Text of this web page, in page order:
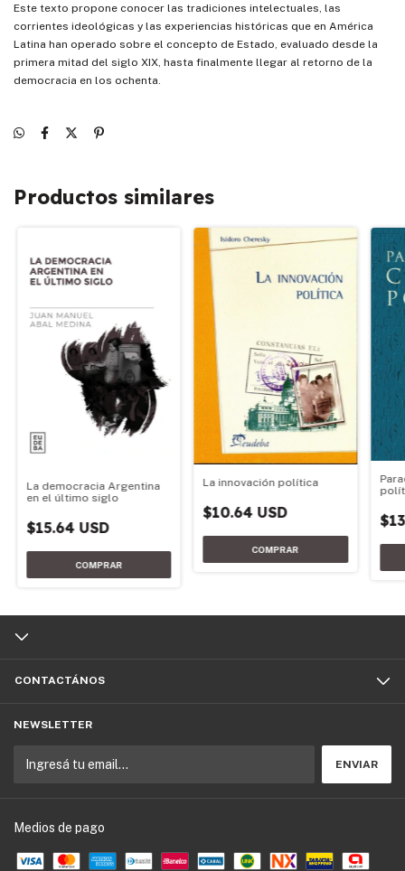
Este texto propone conocer las tradiciones intelectuales, las
corrientes ideológicas y las experiencias históricas que en América
Latina han operado sobre el concepto de Estado, evaluado desde la
primera mitad del siglo XIX, hasta finalmente llegar al retorno de la
democracia en los ochenta.
Productos similares
La democracia Argentina
en el último siglo
$15.64 USD
La innovación política
$10.64 USD
CONTACTÁNOS
NEWSLETTER
Medios de pago